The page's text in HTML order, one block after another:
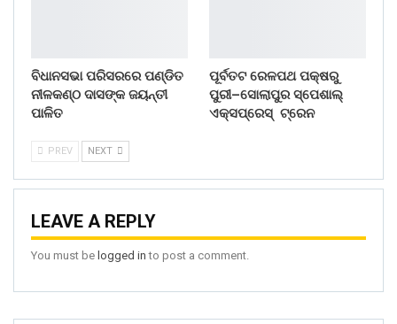
ବିଧାନସଭା ପରିସରରେ ପଣ୍ଡିତ
ନୀଳକଣ୍ଠ ଦାସଙ୍କ ଜୟନ୍ତୀ
ପାଳିତ
ପୂର୍ବତଟ ରେଳପଥ ପକ୍ଷରୁ
ପୁରୀ–ସୋଲାପୁର ସ୍ପେଶାଲ୍
ଏକ୍ସପ୍ରେସ୍ ଟ୍ରେନ
PREV NEXT
LEAVE A REPLY
You must be logged in to post a comment.